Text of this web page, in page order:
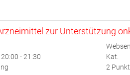
zur Unterstützung
- 21:30
Kat.
2